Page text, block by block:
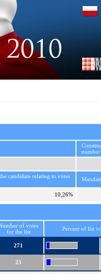
number
candidate relating to votes
10,26%
of votes
for the list
Percent of list
271
23